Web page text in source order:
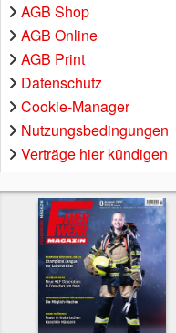
AGB Shop
AGB Online
AGB Print
Datenschutz
Cookie-Manager
Nutzungsbedingungen
Verträge hier kündigen